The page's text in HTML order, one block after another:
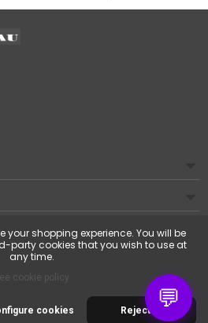
💬
Tous droits réservés.
your shopping experience. You will be
party cookies that you wish to use at
any time.
cookie policy
Reject all
cookies